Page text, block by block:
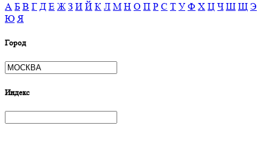
А Б В Г Д Е Ж З И Й К Л М Н О П Р С Т У Ф Х Ц Ч Ш Щ Э
Ю Я
Город
Индекс